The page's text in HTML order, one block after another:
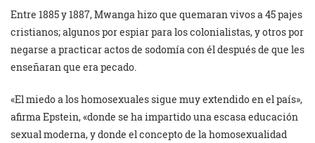
Entre 1885 y 1887, Mwanga hizo que quemaran vivos a 45 pajes
cristianos; algunos por espiar para los colonialistas, y otros por
negarse a practicar actos de sodomía con él después de que les
enseñaran que era pecado.
«El miedo a los homosexuales sigue muy extendido en el país»,
afirma Epstein, «donde se ha impartido una escasa educación
sexual moderna, y donde el concepto de la homosexualidad